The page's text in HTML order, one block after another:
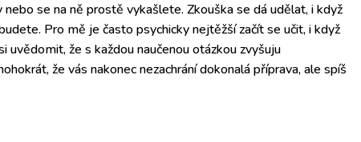
se na ně prostě vykašlete. Zkouška se dá udělat, i když
Pro mě je často psychicky nejtěžší začít se učit, i když
že s každou naučenou otázkou zvyšuju
že vás nakonec nezachrání dokonalá příprava, ale spíš